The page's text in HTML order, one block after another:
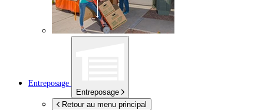
Entreposage
Entreposage
Retour au menu principal